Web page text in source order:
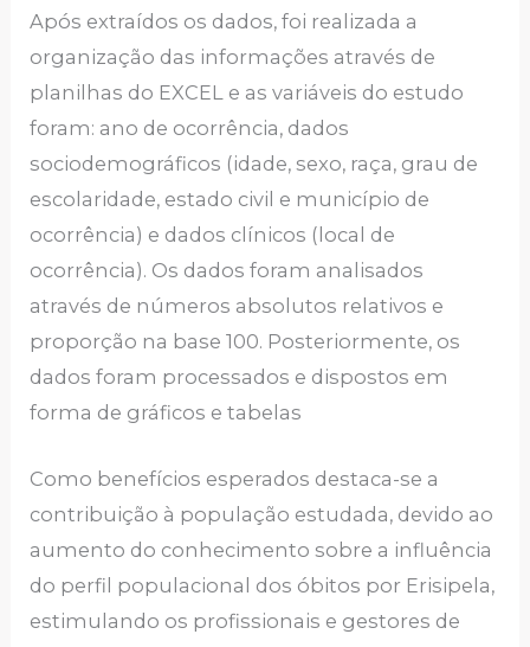
Após extraídos os dados, foi realizada a
organização das informações através de
planilhas do EXCEL e as variáveis do estudo
foram: ano de ocorrência, dados
sociodemográficos (idade, sexo, raça, grau de
escolaridade, estado civil e município de
ocorrência) e dados clínicos (local de
ocorrência). Os dados foram analisados
através de números absolutos relativos e
proporção na base 100. Posteriormente, os
dados foram processados e dispostos em
forma de gráficos e tabelas
Como benefícios esperados destaca-se a
contribuição à população estudada, devido ao
aumento do conhecimento sobre a influência
do perfil populacional dos óbitos por Erisipela,
estimulando os profissionais e gestores de